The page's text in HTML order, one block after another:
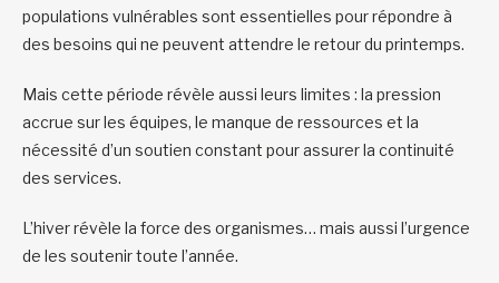
populations vulnérables sont essentielles pour répondre à
des besoins qui ne peuvent attendre le retour du printemps.
Mais cette période révèle aussi leurs limites : la pression
accrue sur les équipes, le manque de ressources et la
nécessité d’un soutien constant pour assurer la continuité
des services.
L’hiver révèle la force des organismes… mais aussi l’urgence
de les soutenir toute l’année.